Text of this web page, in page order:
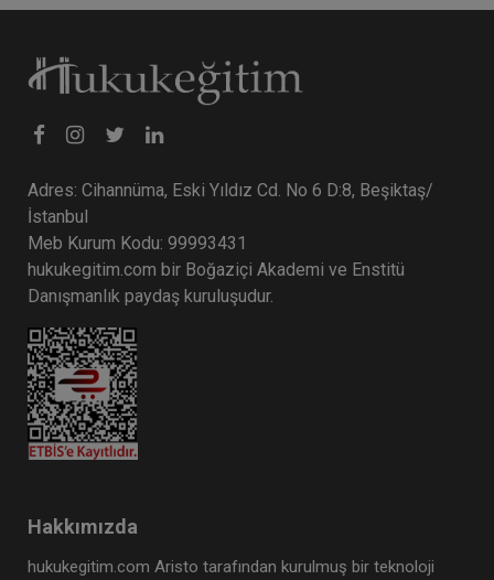
Adres: Cihannüma, Eski Yıldız Cd. No 6 D:8, Beşiktaş/
İstanbul
Meb Kurum Kodu: 99993431
hukukegitim.com bir Boğaziçi Akademi ve Enstitü
Danışmanlık paydaş kuruluşudur.
Hakkımızda
hukukegitim.com Aristo tarafından kurulmuş bir teknoloji